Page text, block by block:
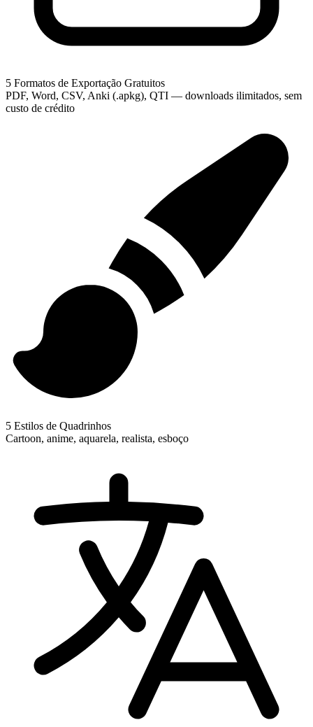
5 Formatos de Exportação Gratuitos
PDF, Word, CSV, Anki (.apkg), QTI — downloads ilimitados, sem
custo de crédito
5 Estilos de Quadrinhos
Cartoon, anime, aquarela, realista, esboço